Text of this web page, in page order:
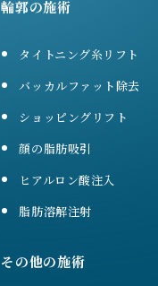
輪郭の施術
タイトニング糸リフト
バッカルファット除去
ショッピングリフト
顔の脂肪吸引
ヒアルロン酸注入
脂肪溶解注射
その他の施術